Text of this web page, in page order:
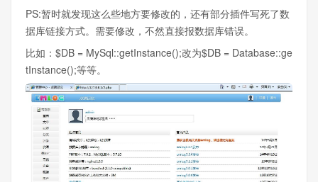
PS:暂时就发现这么些地方要修改的，还有部分插件写死了数
据库链接方式。需要修改，不然直接报数据库错误。
比如：$DB = MySql::getInstance();改为$DB = Database::ge
tInstance();等等。